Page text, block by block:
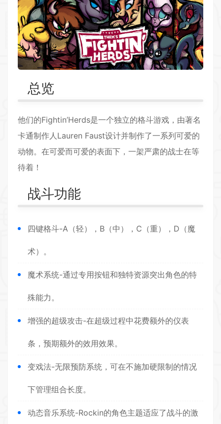
总览
他们的Fightin’Herds是一个独立的格斗游戏 ，由著名
卡通制作人Lauren Faust设计并制作了一系列可爱的
动物。在可爱而可爱的表面下，一架严肃的战士在等
待着！
战斗功能
四键格斗-A（轻），B（中），C（重），D（魔
术）。
魔术系统-通过专用按钮和独特资源突出角色的特
殊能力。
增强的超级攻击-在超级过程中花费额外的仪表
条，预期额外的效用效果。
变戏法-无限预防系统，可在不施加硬限制的情况
下管理组合长度。
动态音乐系统-Rockin的角色主题适应了战斗的激